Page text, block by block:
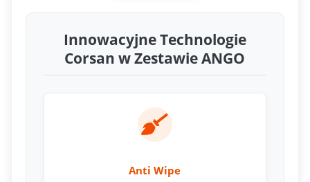
Innowacyjne Technologie
Corsan w Zestawie ANGO
Anti Wipe